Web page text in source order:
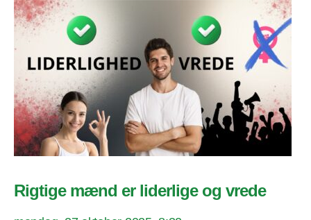
Rigtige mænd er liderlige og vrede